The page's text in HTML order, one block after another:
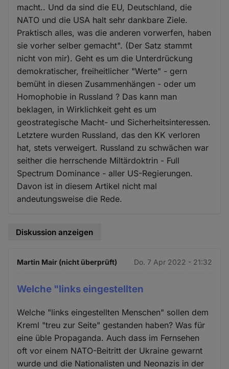
macht.. Und da sind die EU, Deutschland, die
NATO und die USA halt sehr dankbare Ziele.
Praktisch alles, was die anderen vorwerfen, haben
sie vorher selber gemacht". (Der Satz stammt
nicht von mir). Geht es um die Unterdrückung
demokratischer, freiheitlicher "Werte" - gern
bemüht in diesen Zusammenhängen - oder um
Homophobie in Russland ? Das kann man
beklagen, in Wirklichkeit geht es um
geostrategische Macht- und Sicherheitsinteressen.
Letztere wurden Russland, das den KK verloren
hat, stets verweigert. Russland zu schwächen war
seither die herrschende Miltärdoktrin - Full
Spectrum Dominance - aller US-Regierungen.
Davon ist in diesem Artikel nicht mal
andeutungsweise die Rede.
Diskussion anzeigen
Martin Mair (nicht überprüft) Do. 7 Apr 2022 - 21:32
Welche "links eingestellten
Welche "links eingestellten Menschen" sollen dem
Kreml "treu zur Seite" gestanden haben? Was für
eine üble Propaganda. Auch dass im Fernsehen
oft vor einem NATO-Beitritt der Ukraine gewarnt
wurde und die Nationalisten und Neonazis in der